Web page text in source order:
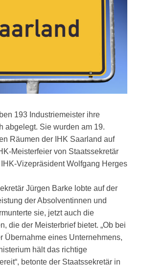
193 Industriemeister ihre
abgelegt. Sie wurden am 19.
Räumen der IHK Saarland auf
Meisterfeier von Staatssekretär
Vizepräsident Wolfgang Herges
Jürgen Barke lobte auf der
der Absolventinnen und
sie, jetzt auch die
die der Meisterbrief bietet. „Ob bei
Übernahme eines Unternehmens,
hält das richtige
betonte der Staatssekretär in